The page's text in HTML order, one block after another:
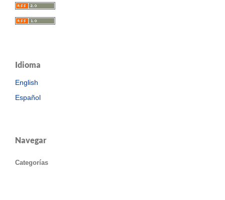
Idioma
English
Español
Navegar
Categorías